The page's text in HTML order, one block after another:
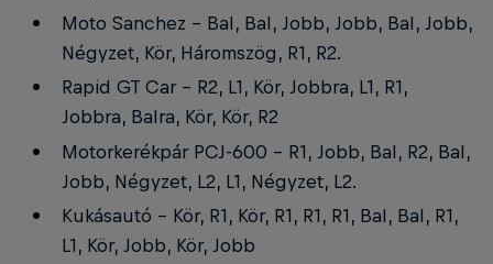
Moto Sanchez - Bal, Bal, Jobb, Jobb, Bal, Jobb,
Négyzet, Kör, Háromszög, R1, R2.
Rapid GT Car - R2, L1, Kör, Jobbra, L1, R1,
Jobbra, Balra, Kör, Kör, R2
Motorkerékpár PCJ-600 - R1, Jobb, Bal, R2, Bal,
Jobb, Négyzet, L2, L1, Négyzet, L2.
Kukásautó - Kör, R1, Kör, R1, R1, R1, Bal, Bal, R1,
L1, Kör, Jobb, Kör, Jobb